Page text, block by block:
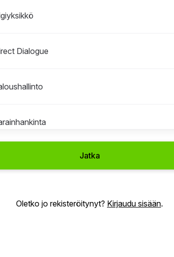
Dialogue
Jatka
Oletko jo rekisteröitynyt? Kirjaudu sisään.